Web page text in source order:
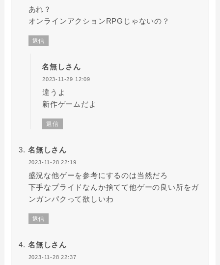
あれ？
オンラインアクションRPGじゃないの？
返信
名無しさん
2023-11-29 12:09
違うよ
新作ゲームだよ
返信
名無しさん
2023-11-28 22:19
盛況な他ゲーを参考にするのは当然だろ
下手なプライドなんか捨てて他ゲーの良い所をガ
ンガンパクって欲しいわ
返信
名無しさん
2023-11-28 22:37